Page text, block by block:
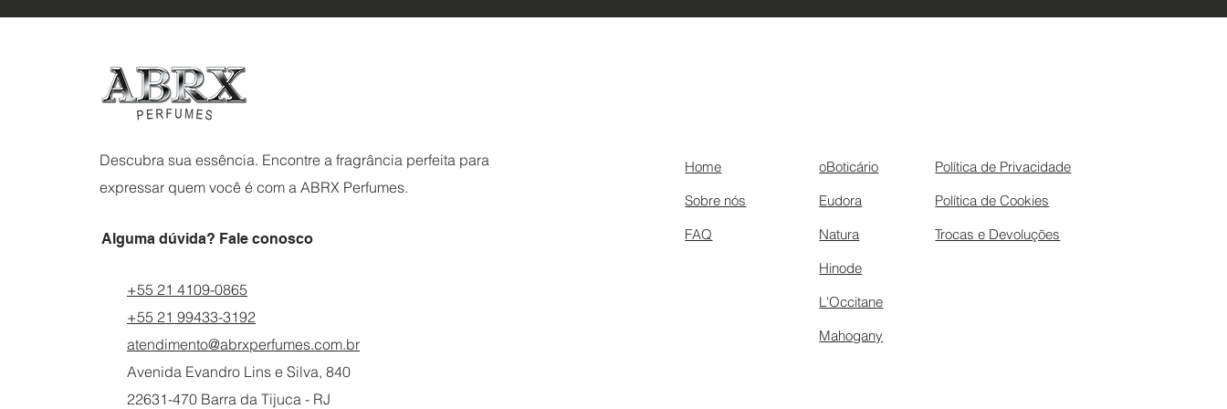
Descubra sua essência. Encontre a fragrância perfeita para
expressar quem você é com a ABRX Perfumes.
Alguma dúvida? Fale conosco
+55 21 4109-0865
+55 21 99433-3192
atendimento@abrxperfumes.com.br
Avenida Evandro Lins e Silva, 840
22631-470 Barra da Tijuca - RJ
Home
Sobre nós
FAQ
oBoticário
Eudora
Natura
Hinode
L'Occitane
Mahogany
Política de Privacidade
Política de Cookies
Trocas e Devoluções